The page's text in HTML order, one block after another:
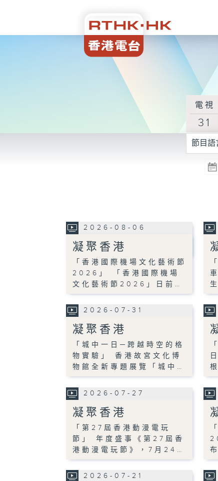
電視
31
節目語
2026-08-06
凝聚香港
「香港國際機場文化藝術節
2026」 「香港國際機場
文化藝術節2026」日前…
2026-07-31
凝聚香港
「城中一日─跨越時空的格
物實驗」 香港故宮文化博
物館全新專題展覽「城中…
2026-07-27
凝聚香港
「第27屆香港動漫電玩
節」 年度盛事《第27屆香
港動漫電玩節》，7月24…
2026-07-21